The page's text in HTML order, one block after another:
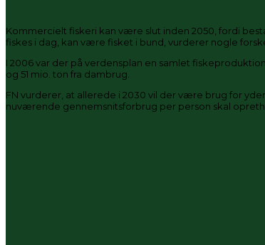
Kommercielt fiskeri kan være slut inden 2050, fordi
fiskes i dag, kan være fisket i bund, vurderer nogle
I 2006 var der på verdensplan en samlet
og 51 mio. ton fra dambrug.
FN vurderer, at allerede i 2030 vil der være brug for
nuværende gennemsnitsforbrug per person skal